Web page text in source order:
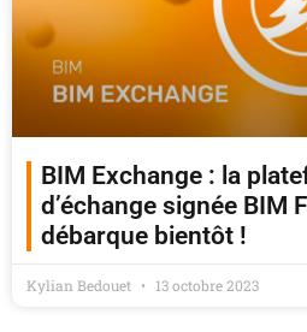
BIM Exchange : la
d’échange signée BIM
débarque bientôt !
Kylian Bedouet 13 octobre 2023